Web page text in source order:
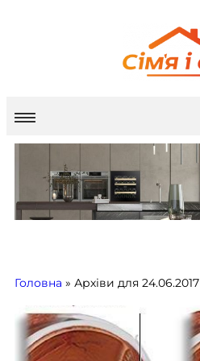
Головна » Архіви для 24.06.2017